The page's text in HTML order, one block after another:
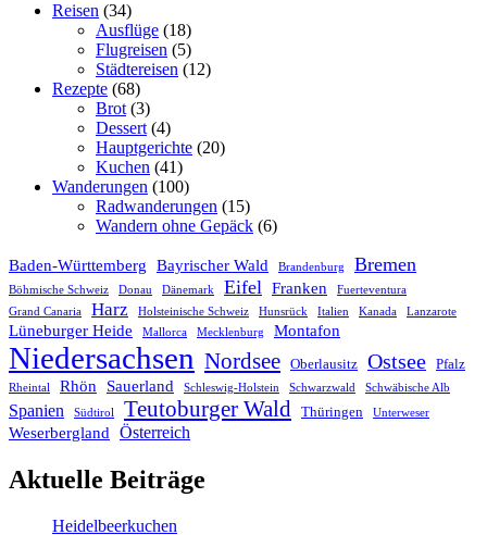
Reisen (34)
Ausflüge (18)
Flugreisen (5)
Städtereisen (12)
Rezepte (68)
Brot (3)
Dessert (4)
Hauptgerichte (20)
Kuchen (41)
Wanderungen (100)
Radwanderungen (15)
Wandern ohne Gepäck (6)
Baden-Württemberg Bayrischer Wald Brandenburg Bremen
Böhmische Schweiz Donau Dänemark Eifel Franken
Fuerteventura
Grand Canaria
Harz Holsteinische Schweiz Hunsrück Italien Kanada Lanzarote
Lüneburger Heide Mallorca Mecklenburg Montafon
Niedersachsen Nordsee Oberlausitz Ostsee Pfalz
Rheintal Rhön Sauerland Schleswig-Holstein Schwarzwald Schwäbische Alb
Spanien Südtirol Teutoburger Wald Thüringen Unterweser
Weserbergland Österreich
Aktuelle Beiträge
Heidelbeerkuchen